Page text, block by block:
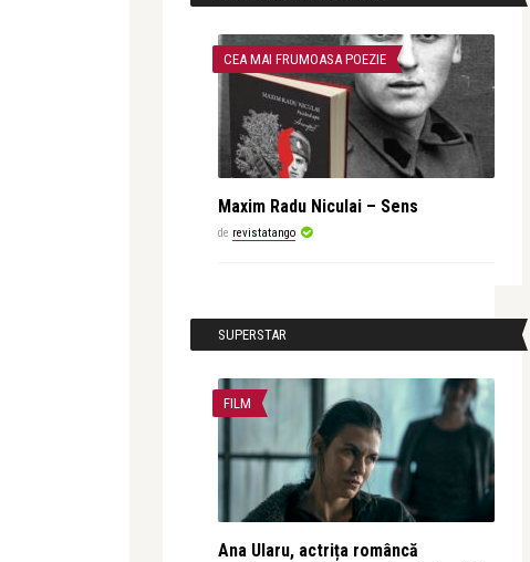
CEA MAI FRUMOASA POEZIE
Maxim Radu Niculai – Sens
de revistatango
SUPERSTAR
FILM
Ana Ularu, actrița româncă